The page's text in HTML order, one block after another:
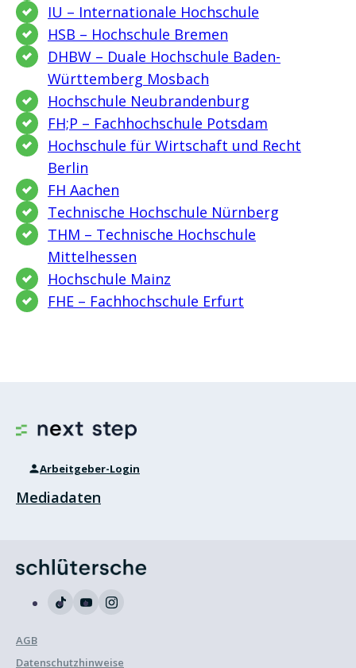
IU – Internationale Hochschule
HSB – Hochschule Bremen
DHBW – Duale Hochschule Baden-
Württemberg Mosbach
Hochschule Neubrandenburg
FH;P – Fachhochschule Potsdam
Hochschule für Wirtschaft und Recht
Berlin
FH Aachen
Technische Hochschule Nürnberg
THM – Technische Hochschule
Mittelhessen
Hochschule Mainz
FHE – Fachhochschule Erfurt
Arbeitgeber-Login
Mediadaten
AGB
Datenschutzhinweise